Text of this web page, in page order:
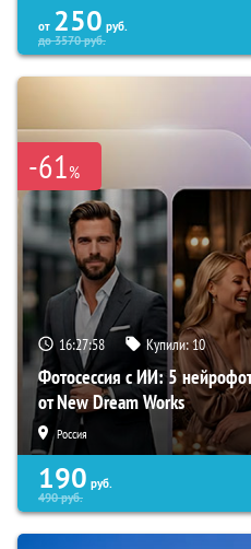
от 250 руб.
до3570руб.
-61%
16:27:57 Купили:10
Фотосессия с ИИ: 5
от New Dream Works
Россия
190 руб.
490руб.